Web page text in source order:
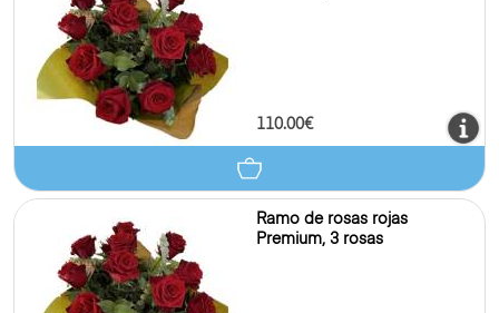
110.00€
Ramo de rosas rojas
Premium, 3 rosas